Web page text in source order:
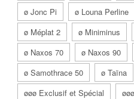
ø Jonc Pi
ø Louna Perline
ø Méplat 2
ø Miniminus
ø Naxos 70
ø Naxos 90
ø Samothrace 50
ø Taïna
øøø Exclusif et Spécial